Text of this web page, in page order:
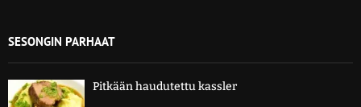
SESONGIN PARHAAT
Pitkään haudutettu kassler